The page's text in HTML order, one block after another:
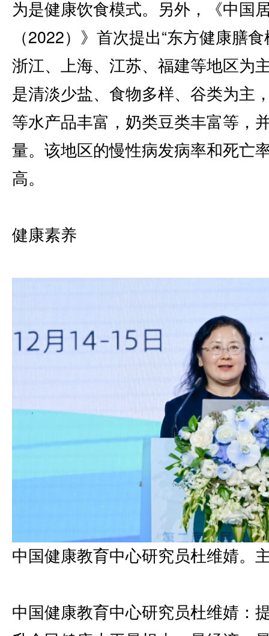
为是健康饮食模式。另外，《中国
（2022）》首次提出“东方健康膳
浙江、上海、江苏、福建等地区为
是清淡少盐、食物多样、谷类为主
等水产品丰富，奶类豆类丰富等，
量。该地区的慢性病发病率和死亡
高。
健康素养
中国健康教育中心研究员杜维婧。
中国健康教育中心研究员杜维婧：